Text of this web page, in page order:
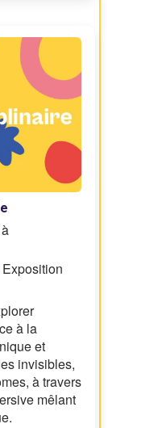
à
Exposition
à la
et
invisibles,
à travers
mêlant